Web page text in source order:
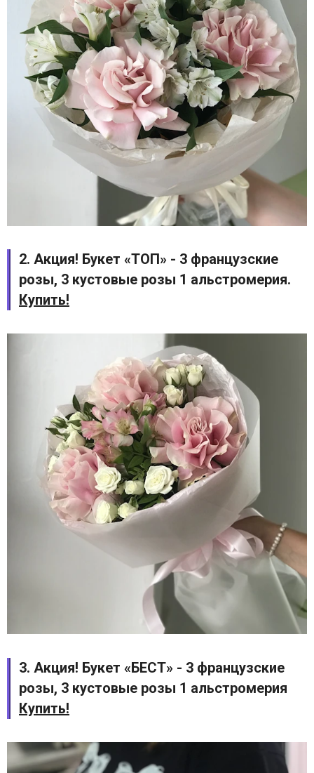
2. Акция! Букет «ТОП» - 3 французские
розы, 3 кустовые розы 1 альстромерия.
Купить!
3. Акция! Букет «БЕСТ» - 3 французские
розы, 3 кустовые розы 1 альстромерия
Купить!